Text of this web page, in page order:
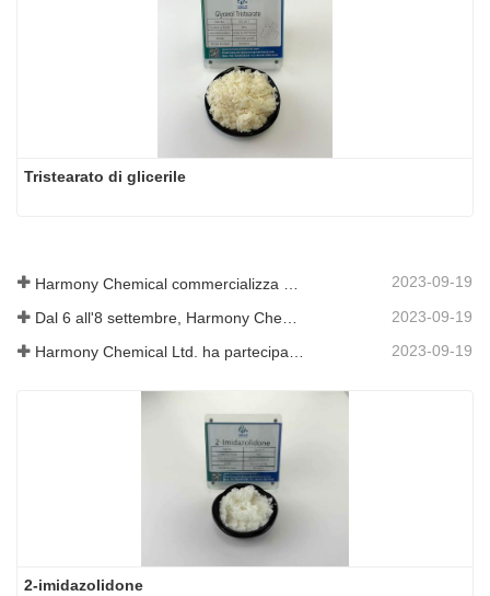
Tristearato di glicerile
2023-09-19
2023-09-19
2023-09-19
2-imidazolidone